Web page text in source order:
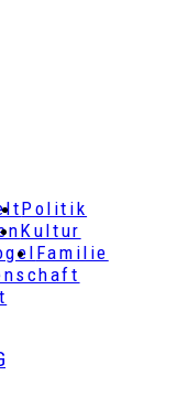
Politik
Kultur
Familie